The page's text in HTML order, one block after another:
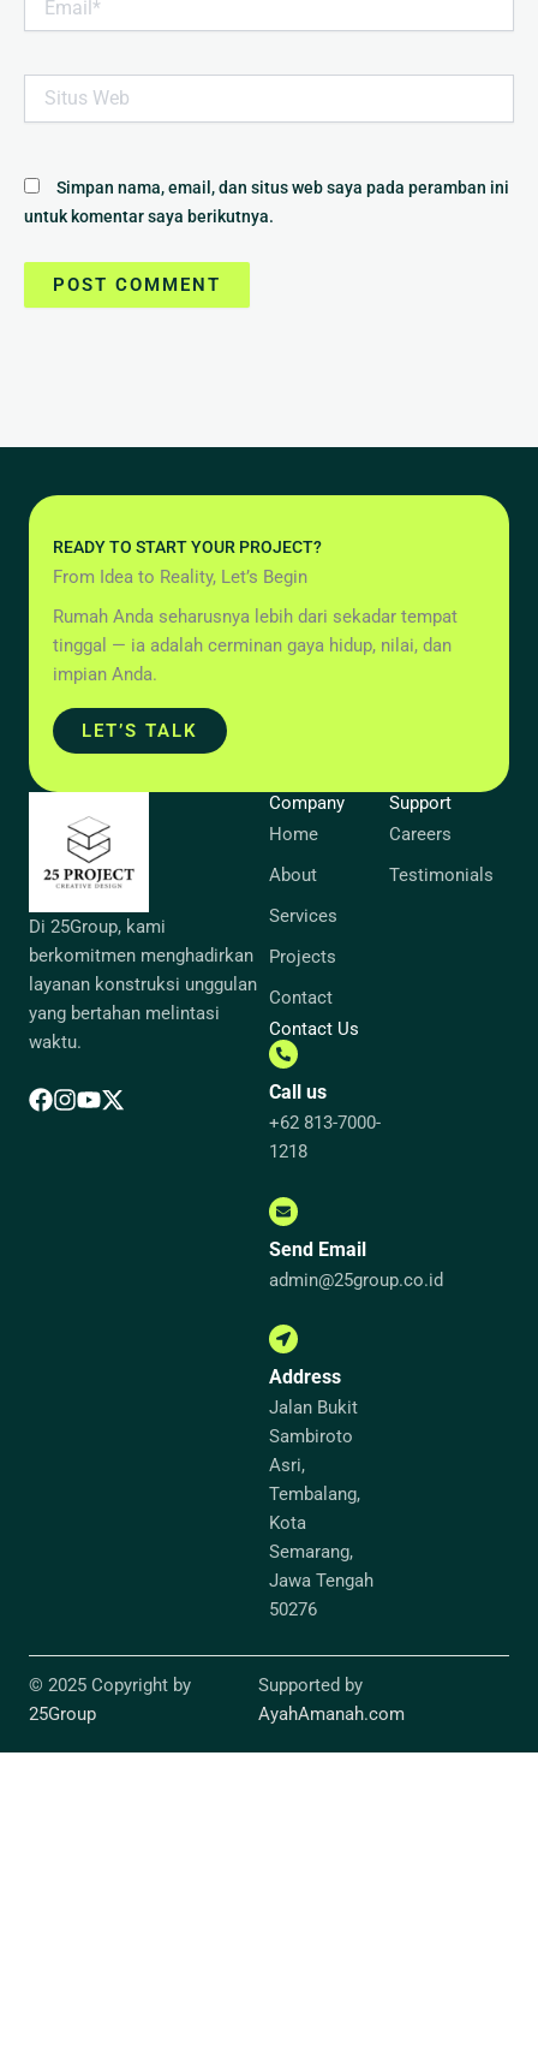
Web
Simpan nama, email, dan situs web saya pada peramban ini
untuk komentar saya berikutnya.
READY TO START YOUR PROJECT?
From Idea to Reality, Let’s Begin
Rumah Anda seharusnya lebih dari sekadar tempat
tinggal — ia adalah cerminan gaya hidup, nilai, dan
impian Anda.
LET’S TALK
Di 25Group, kami
berkomitmen menghadirkan
layanan konstruksi unggulan
yang bertahan melintasi
waktu.
Company
Home
About
Services
Projects
Contact
Support
Careers
Testimonials
Contact Us
Call us
+62 813-7000-
1218
Send Email
admin@25group.co.id
Address
Jalan Bukit
Sambiroto
Asri,
Tembalang,
Kota
Semarang,
Jawa Tengah
50276
© 2025 Copyright by
25Group
Supported by
AyahAmanah.com